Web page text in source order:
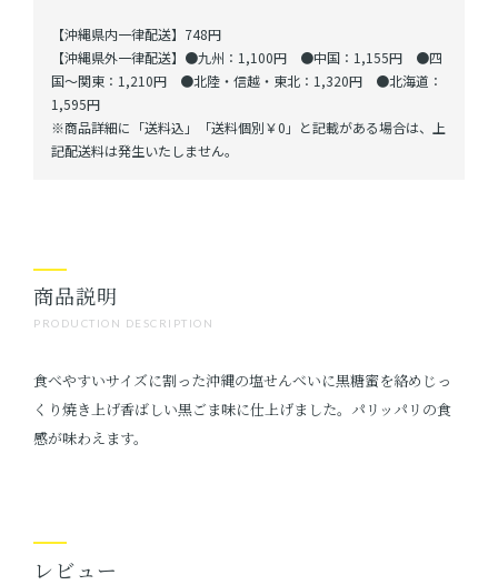
【沖縄県内一律配送】748円
【沖縄県外一律配送】●九州：1,100円 ●中国：1,155円 ●四
国～関東：1,210円 ●北陸・信越・東北：1,320円 ●北海道：
1,595円
※商品詳細に「送料込」「送料個別￥0」と記載がある場合は、上
記配送料は発生いたしません。
PRODUCTION DESCRIPTION
商品説明
食べやすいサイズに割った沖縄の塩せんべいに黒糖蜜を絡めじっ
くり焼き上げ香ばしい黒ごま味に仕上げました。パリッパリの食
感が味わえます。
レビュー